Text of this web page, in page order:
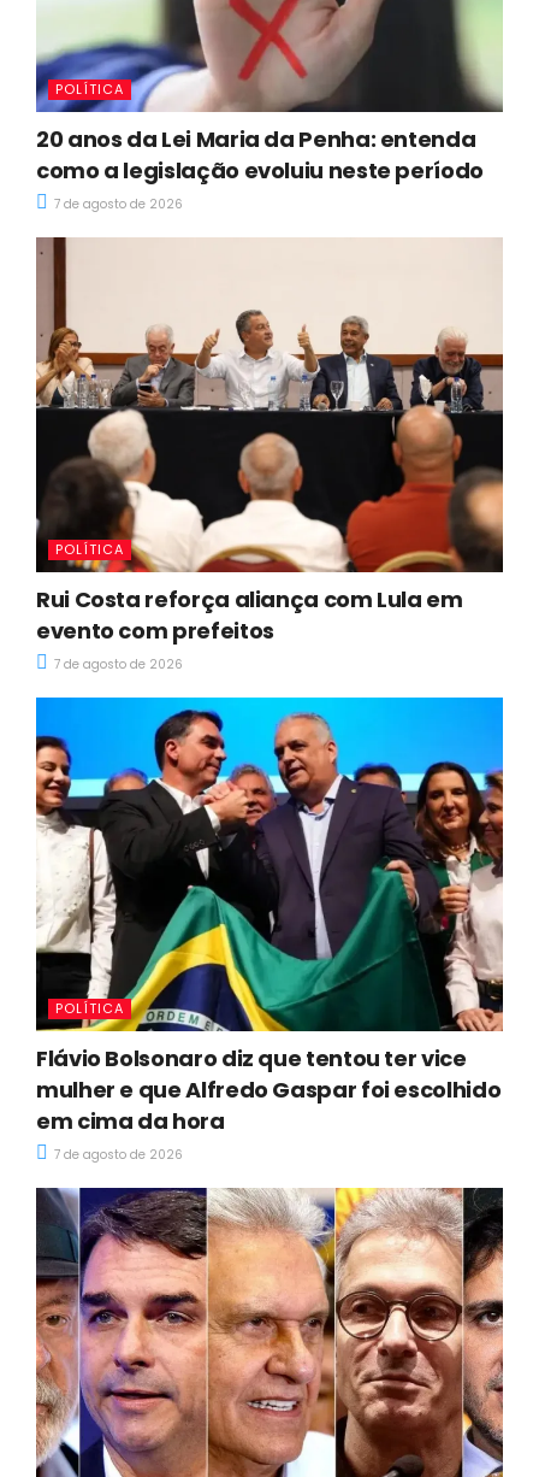
POLÍTICA
20 anos da Lei Maria da Penha: entenda
como a legislação evoluiu neste período
7 de agosto de 2026
POLÍTICA
Rui Costa reforça aliança com Lula em
evento com prefeitos
7 de agosto de 2026
POLÍTICA
Flávio Bolsonaro diz que tentou ter vice
mulher e que Alfredo Gaspar foi escolhido
em cima da hora
7 de agosto de 2026